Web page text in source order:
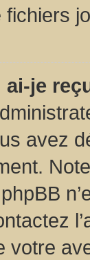
fichiers
ai-je
avez
votre